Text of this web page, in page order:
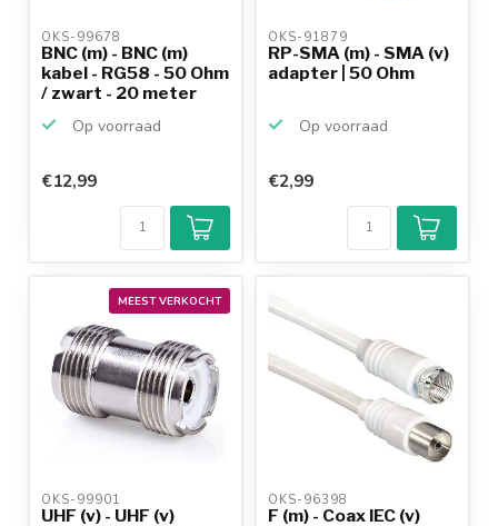
OKS-99678
BNC (m) - BNC (m)
kabel - RG58 - 50 Ohm
/ zwart - 20 meter
Op voorraad
€12,99
OKS-91879
RP-SMA (m) - SMA (v)
adapter | 50 Ohm
Op voorraad
€2,99
MEEST VERKOCHT
OKS-99901
UHF (v) - UHF (v)
OKS-96398
F (m) - Coax IEC (v)